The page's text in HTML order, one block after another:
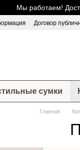
Мы работаем!
Договор
сумки
Главная